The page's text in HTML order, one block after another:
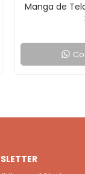
Manga de